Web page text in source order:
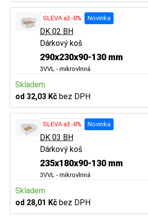
SLEVA až -8% Novinka
DK 02 BH
Dárkový koš
290x230x90-130 mm
3VVL - mikrovlnná
Skladem
od 32,03 Kč bez DPH
SLEVA až -8% Novinka
DK 03 BH
Dárkový koš
235x180x90-130 mm
3VVL - mikrovlnná
Skladem
od 28,01 Kč bez DPH